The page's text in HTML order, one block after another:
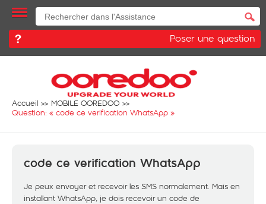
Poser une question
Accueil
MOBILE OOREDOO
Question: « code ce verification WhatsApp »
code ce verification WhatsApp
Je peux envoyer et recevoir les SMS normalement. Mais en
installant WhatsApp, je dois recevoir un code de